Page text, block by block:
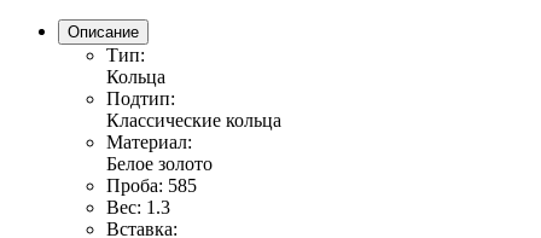
Описание
Тип:
Кольца
Подтип:
Классические кольца
Материал:
Белое золото
Проба: 585
Вес: 1.3
Вставка: